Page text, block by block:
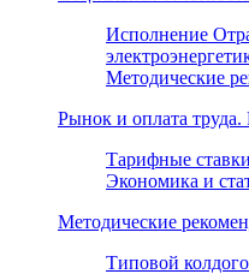
Исполнение
Методические
Рынок и оплата труда.
Тарифные ставки
Экономика и
Методические
Типовой